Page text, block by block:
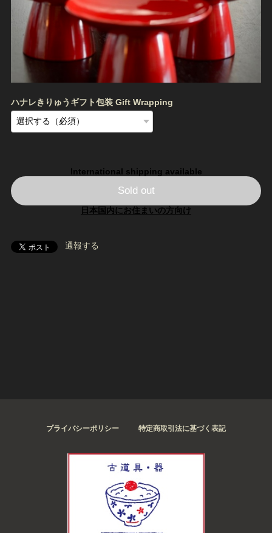
ハナレきりゅうギフト包装 Gift Wrapping
International shipping available
Sold out
日本国内にお住まいの方向け
通報する
プライバシーポリシー 特定商取引法に基づく表記